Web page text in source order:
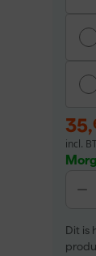
35,
incl.
Dit is